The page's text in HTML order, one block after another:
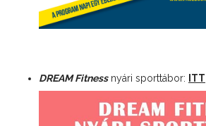
DREAM Fitnessnyári sporttábor: ITT